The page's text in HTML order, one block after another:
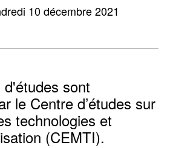
10 décembre 2021
sont
le Centre d’études sur
technologies et
(CEMTI).